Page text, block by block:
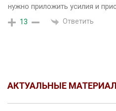
нужно приложить усилия и
13 Ответить
АКТУАЛЬНЫЕ